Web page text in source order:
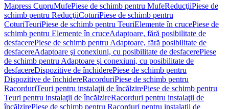
Mapress CupruMufePiese de schimb pentru MufeReducţiiPiese de
schimb pentru ReducţiiCoturiPiese de schimb pentru
CoturiTeuriPiese de schimb pentru TeuriElemente în crucePiese de
schimb pentru Elemente în cruceAdaptoare, fără posibilitate de
desfacerePiese de schimb pentru Adaptoare, fără posibilitate de
desfacereAdaptoare şi conexiuni, cu posibilitate de desfacerePiese
de schimb pentru Adaptoare şi conexiuni, cu posibilitate de
desfacereDispozitive de închiderePiese de schimb pentru
Dispozitive de închidereRacorduriPiese de schimb pentru
RacorduriTeuri pentru instalaţii de încălzirePiese de schimb pentru
Teuri pentru instalaţii de încălzireRacorduri pentru instalaţii de
încălzirePiese de schimb pentru Racorduri pentru instalaţii de